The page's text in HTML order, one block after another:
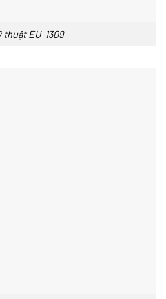
thuật EU-1309